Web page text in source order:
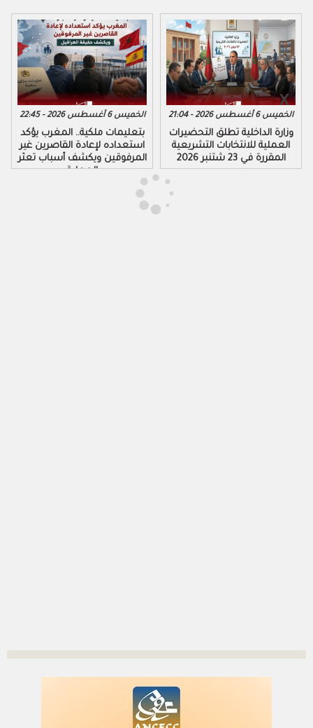
الخميس 6 أغسطس 2026 - 22:45
بتعليمات ملكية.. المغرب يؤكد
استعداده لإعادة القاصرين غير
المرفوقين ويكشف أسباب تعثر
العملية
الخميس 6 أغسطس 2026 - 21:04
وزارة الداخلية تطلق التحضيرات
العملية للانتخابات التشريعية
المقررة في 23 شتنبر 2026